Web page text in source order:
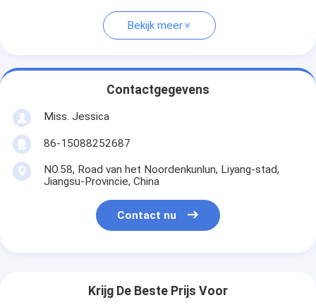
Bekijk meer
Contactgegevens
Miss. Jessica
86-15088252687
NO.58, Road van het Noordenkunlun, Liyang-stad,
Jiangsu-Provincie, China
Contact nu
Krijg De Beste Prijs Voor